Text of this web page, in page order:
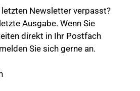
letzten Newsletter verpasst?
Ausgabe. Wenn Sie
direkt in Ihr Postfach
melden Sie sich gerne an.